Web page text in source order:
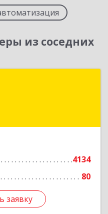
из соседних
4134
80
заявку
край, Краснодар г,
заявку